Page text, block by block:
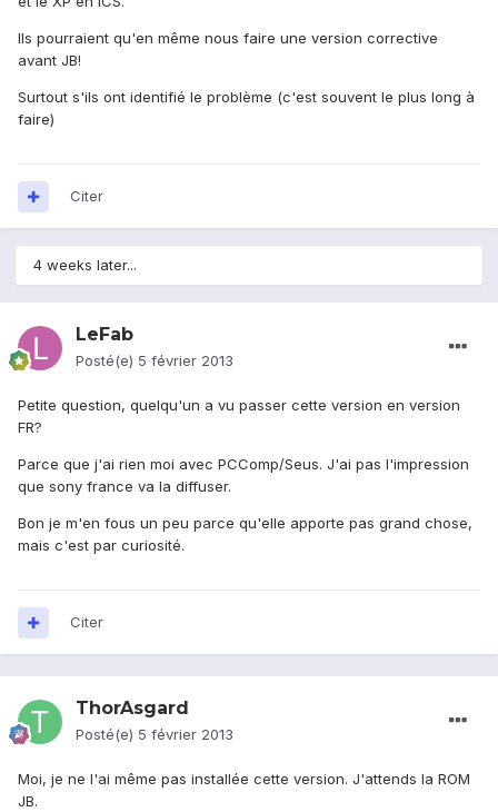
Ils pourraient qu'en même nous faire une version corrective
avant JB!
Surtout s'ils ont identifié le problème (c'est souvent le plus long à
faire)
Citer
4 weeks later...
LeFab
Posté(e) 5 février 2013
Petite question, quelqu'un a vu passer cette version en version
FR?
Parce que j'ai rien moi avec PCComp/Seus. J'ai pas l'impression
que sony france va la diffuser.
Bon je m'en fous un peu parce qu'elle apporte pas grand chose,
mais c'est par curiosité.
Citer
ThorAsgard
Posté(e) 5 février 2013
Moi, je ne l'ai même pas installée cette version. J'attends la ROM
JB.